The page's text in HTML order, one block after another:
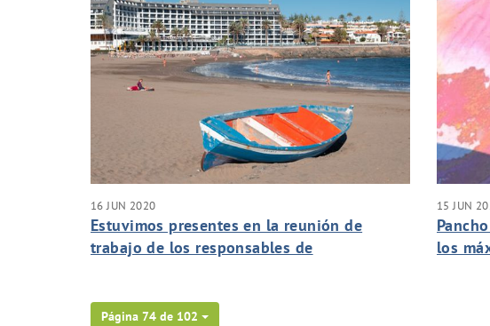
16 JUN 2020
Estuvimos presentes en la reunión de
trabajo de los responsables de
de los hoteles.
15 JUN
los
Página 74 de 102